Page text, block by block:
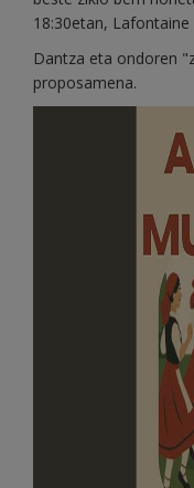
18:30etan, Lafontaine
Dantza eta ondoren
proposamena.